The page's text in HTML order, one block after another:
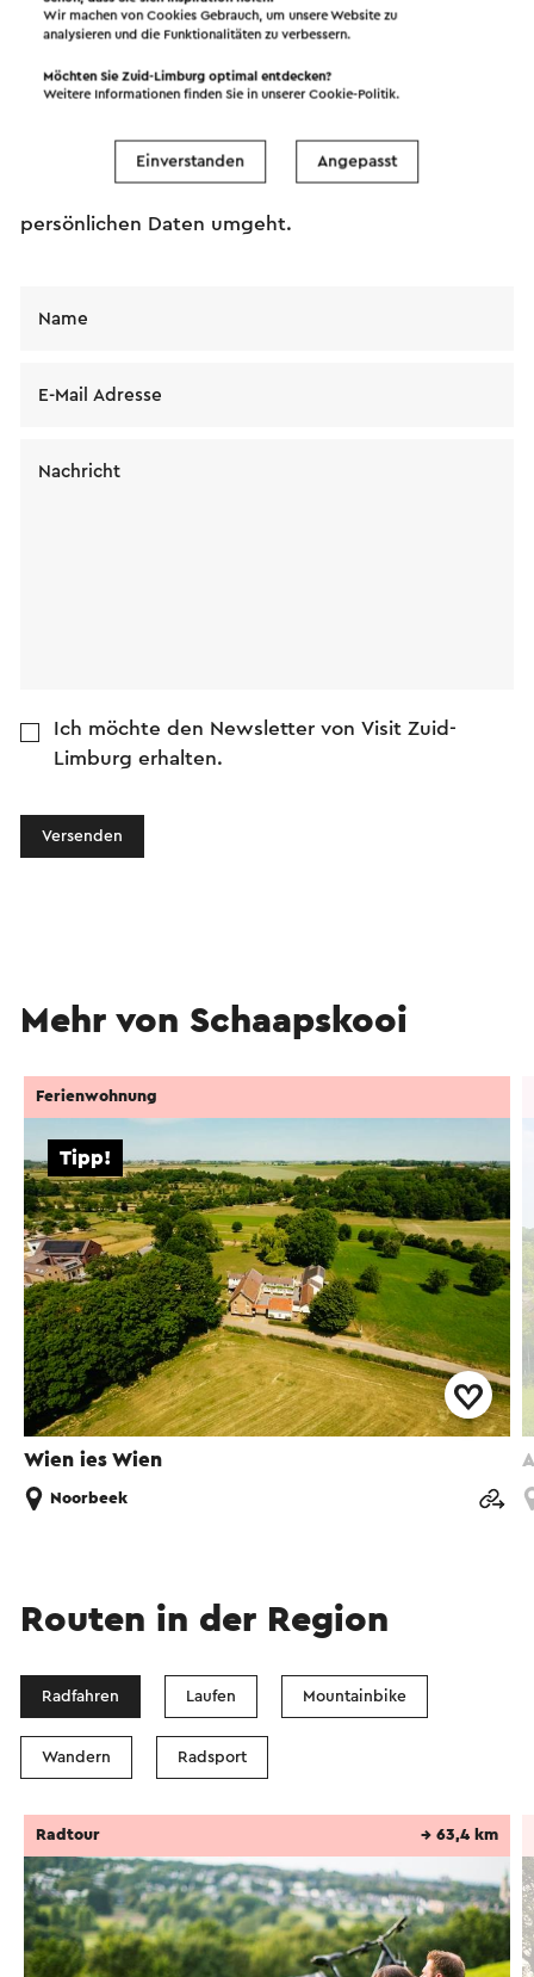
Senden Sie eine E-Mail an Schaapskooi. Ihre
"Senden" gesendet. Unsere Datenschutzerklärung
persönlichen Daten umgeht.
Name
E-Mail Adresse
Nachricht
Ich möchte den Newsletter von Visit Zuid-
Limburg erhalten.
Versenden
Mehr von Schaapskooi
Wien ies Wien
Tipp!
Ferienwohnung
Noorbeek
Routen in der Region
Radfahren Laufen Mountainbike
Wandern Radsport
Radtour → 63,4 km
Wir machen von Cookies Gebrauch, um unsere Website zu
analysieren und die Funktionalitäten zu verbessern.
Möchten Sie Zuid-Limburg optimal entdecken?
Weitere Informationen finden Sie in unsererCookie-Politik.
Einverstanden Angepasst